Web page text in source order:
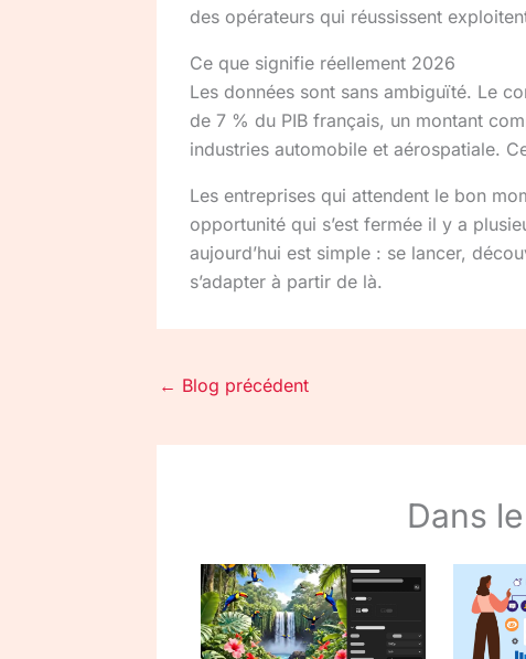
des opérateurs qui réussissent
Ce que signifie réellement 2026
Les données sont sans ambiguïté. Le
de 7 % du PIB français, un montant
industries automobile et aérospatiale.
Les entreprises qui attendent le bon
opportunité qui s’est fermée il y a
aujourd’hui est simple : se lancer,
s’adapter à partir de là.
← Blog précédent
Dans